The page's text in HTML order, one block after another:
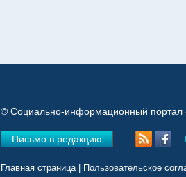
© Социально-информационный портал
Письмо в редакцию
Главная страница| Пользовательское